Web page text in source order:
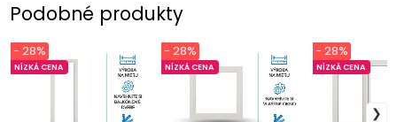
Podobné produkty
NÍZKÁ CENA
- 28%
NÍZKÁ CENA
- 28%
NÍZKÁ CENA
- 28%